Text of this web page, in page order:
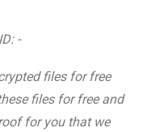
-
filеs fоr frее
filеs fоr frее аnd
fоr уоu thаt wе